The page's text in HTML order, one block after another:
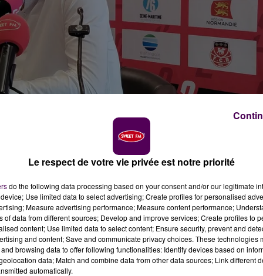
FC Rouen n'a plus évolué en Ligue 2, la deuxième
est donc légitiment immense au sein de l'équipe, et
supporters :"Quand on les voit aux entraînementset
par rapport à cette montée. On est à un match de
dimanche"assure l'attaquant Alan Kerouedan.
Le respect de votre vie privée est notre priorité
do the following data processing based on your consent and/or our legitimate
Use limited data to select advertising; Create profiles for personalised
Measure advertising performance; Measure content performance;
of data from different sources; Develop and improve services; Create profiles to
content; Use limited data to select content; Ensure security, prevent and
and content; Save and communicate privacy choices. These technologies
browsing data to offer following functionalities: Identify devices based on
data; Match and combine data from other data sources; Link different
automatically.